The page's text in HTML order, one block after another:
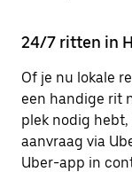
24/7 ritten in
Of je nu lokale
een handige rit
plek nodig
aanvraag via
Uber-app in